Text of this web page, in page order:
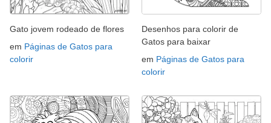
Gato jovem rodeado de flores
em Páginas de Gatos para
colorir
Desenhos para colorir de
Gatos para baixar
em Páginas de Gatos para
colorir